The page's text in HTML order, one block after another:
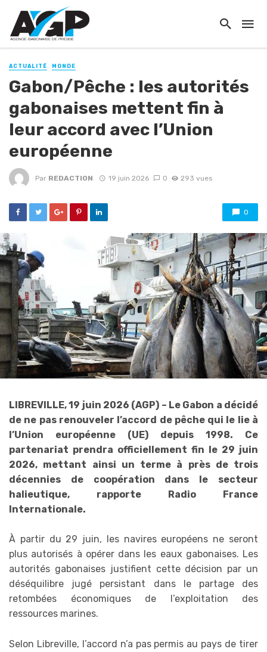
ACTUALITÉ MONDE
Gabon/Pêche : les autorités
gabonaises mettent fin à
leur accord avec l’Union
européenne
Par REDACTION 19 juin 2026 0 293 vues
0
LIBREVILLE, 19 juin 2026 (AGP) – Le Gabon a décidé
de ne pas renouveler l’accord de pêche qui le lie à
l’Union européenne (UE) depuis 1998. Ce
partenariat prendra officiellement fin le 29 juin
2026, mettant ainsi un terme à près de trois
décennies de coopération dans le secteur
halieutique, rapporte Radio France
Internationale.
À partir du 29 juin, les navires européens ne seront
plus autorisés à opérer dans les eaux gabonaises. Les
autorités gabonaises justifient cette décision par un
déséquilibre jugé persistant dans le partage des
retombées économiques de l’exploitation des
ressources marines.
Selon Libreville, l’accord n’a pas permis au pays de tirer